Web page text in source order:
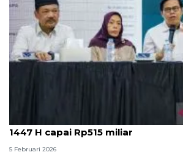
Baznas RI targetkan pengumpulan
1447 H capai Rp515 miliar
5 Februari 2026